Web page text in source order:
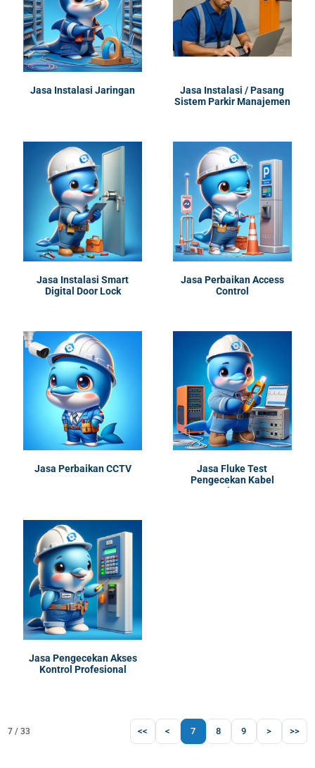
Jasa Instalasi Jaringan
Jasa Instalasi / Pasang
Sistem Parkir Manajemen
Jasa Instalasi Smart
Digital Door Lock
Jasa Perbaikan Access
Control
Jasa Perbaikan CCTV
Jasa Fluke Test
Pengecekan Kabel
Jaringan
Jasa Pengecekan Akses
Kontrol Profesional
7 / 33 << < 7 8 9 > >>